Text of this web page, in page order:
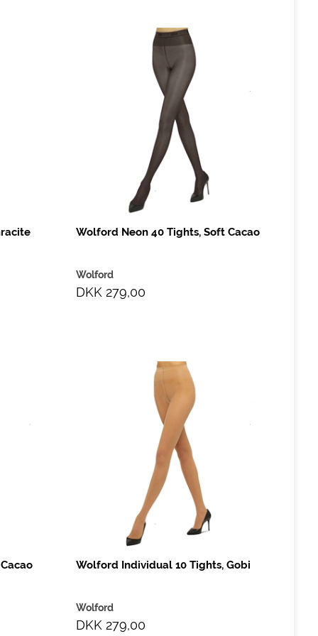
Wolford Neon 40 Tights, Soft Cacao
Wolford
DKK 279,00
Wolford Individual 10 Tights, Gobi
Wolford
DKK 279,00